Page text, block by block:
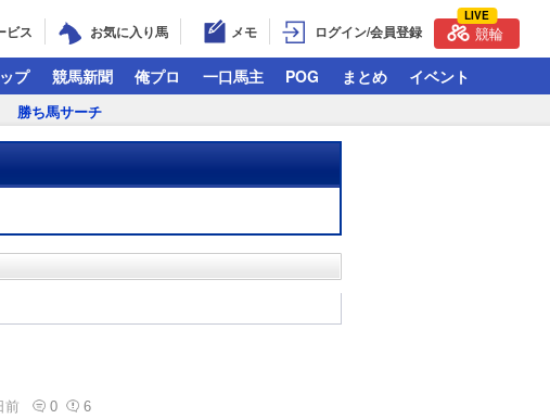
ビス お気に入り馬 メモ ログイン/会員登録
LIVE
競輪
プ 競馬新聞 俺プロ 一口馬主 POG まとめ イベント
勝ち馬サーチ
前 0 6